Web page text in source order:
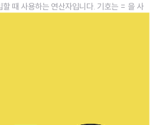
때 사용하는 연산자입니다. 기호는 = 을 사